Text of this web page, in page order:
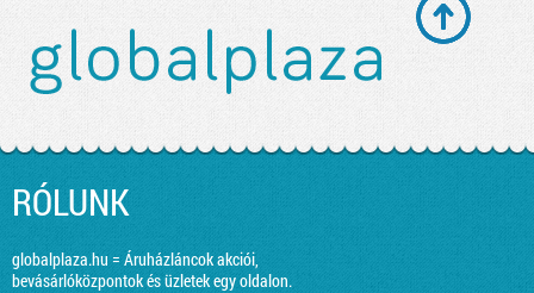
RÓLUNK
globalplaza.hu = Áruházláncok akciói,
bevásárlóközpontok és üzletek egy oldalon.